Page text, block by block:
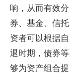
响，从而有效
券、基金、信
资者可以根据
退时期，债券
够为资产组合